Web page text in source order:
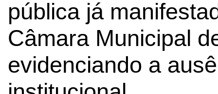
pública já
Câmara Municipal
evidenciando a